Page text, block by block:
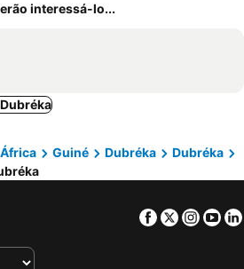
interessá-lo...
África Guiné Dubréka
Dubréka
Facebook
Twitter